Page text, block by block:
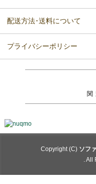
配送方法･送料について
プライバシーポリシー
Copyright (C) ソフ
.